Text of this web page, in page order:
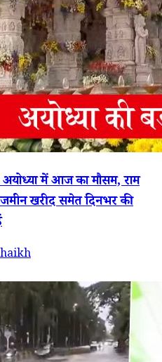
में आज का मौसम, राम
खरीद समेत दिनभर की